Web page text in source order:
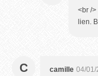
<br /
lien.
C camille 04/01/